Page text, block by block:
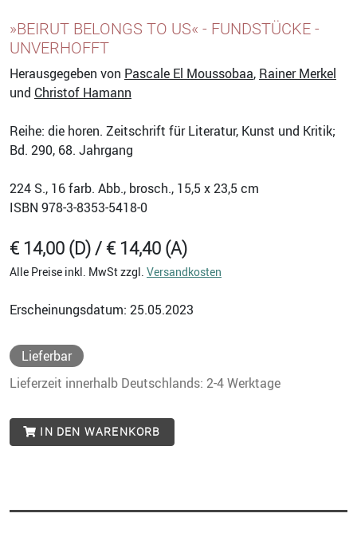
»BEIRUT BELONGS TO US« - FUNDSTÜCKE -
UNVERHOFFT
Herausgegeben von Pascale El Moussobaa, Rainer Merkel
und Christof Hamann
Reihe: die horen. Zeitschrift für Literatur, Kunst und Kritik;
Bd. 290, 68. Jahrgang
224 S., 16 farb. Abb., brosch., 15,5 x 23,5 cm
ISBN 978-3-8353-5418-0
€ 14,00 (D) / € 14,40 (A)
Alle Preise inkl. MwSt zzgl. Versandkosten
Erscheinungsdatum: 25.05.2023
Lieferbar
Lieferzeit innerhalb Deutschlands: 2-4 Werktage
IN DEN WARENKORB